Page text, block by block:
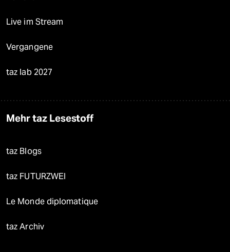
Live im Stream
Vergangene
taz lab 2027
Mehr taz Lesestoff
taz Blogs
taz FUTURZWEI
Le Monde diplomatique
taz Archiv